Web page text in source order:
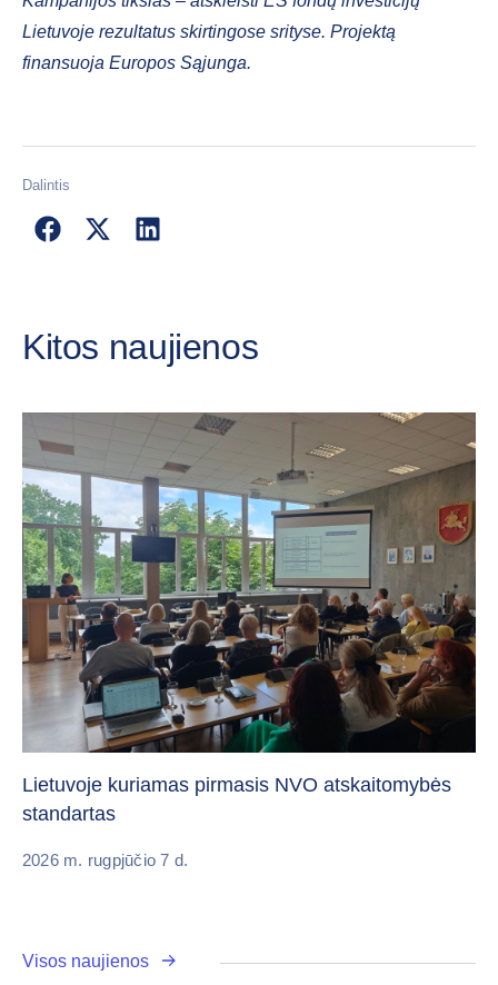
Lietuvoje rezultatus skirtingose srityse. Projektą
finansuoja Europos Sąjunga.
Dalintis
Kitos naujienos
Lietuvoje kuriamas pirmasis NVO atskaitomybės
standartas
2026 m. rugpjūčio 7 d.
Visos naujienos